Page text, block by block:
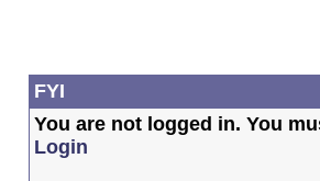
FYI
You are not logged in. You
Login